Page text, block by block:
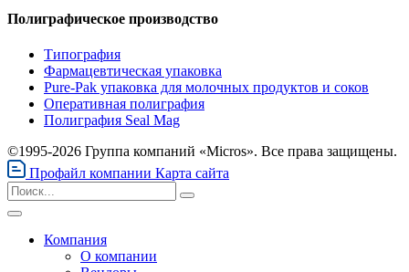
Полиграфическое производство
Типография
Фармацевтическая упаковка
Pure-Pak упаковка для молочных продуктов и соков
Оперативная полиграфия
Полиграфия Seal Mag
©1995-2026 Группа компаний «Micros». Все права защищены.
Профайл компании Карта сайта
Компания
О компании